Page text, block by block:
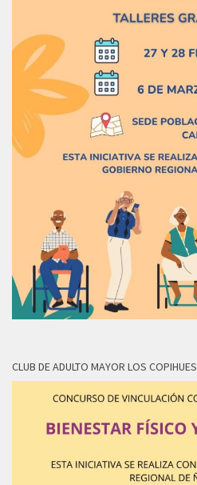
CLUB DE ADULTO MAYOR LOS COPIHUES